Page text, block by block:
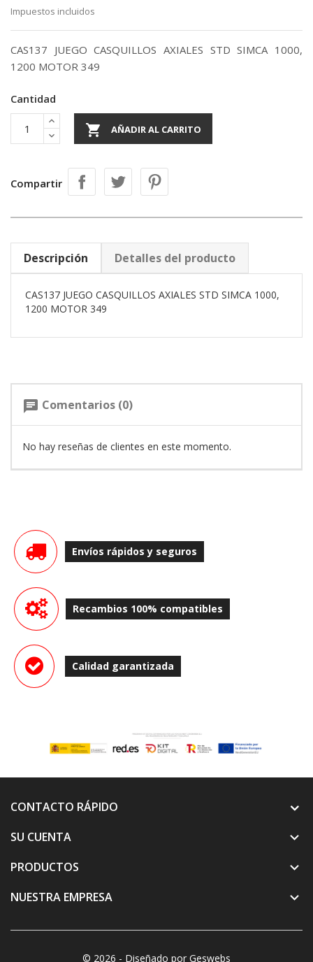
Impuestos incluidos
CAS137 JUEGO CASQUILLOS AXIALES STD SIMCA 1000,
1200 MOTOR 349
Cantidad
 AÑADIR AL CARRITO
Compartir
Descripción Detalles del producto
CAS137 JUEGO CASQUILLOS AXIALES STD SIMCA 1000,
1200 MOTOR 349
chat Comentarios (0)
No hay reseñas de clientes en este momento.
Envíos rápidos y seguros
Recambios 100% compatibles
Calidad garantizada
CONTACTO RÁPIDO
SU CUENTA

PRODUCTOS 
NUESTRA EMPRESA 
© 2026 - Diseñado por Geswebs